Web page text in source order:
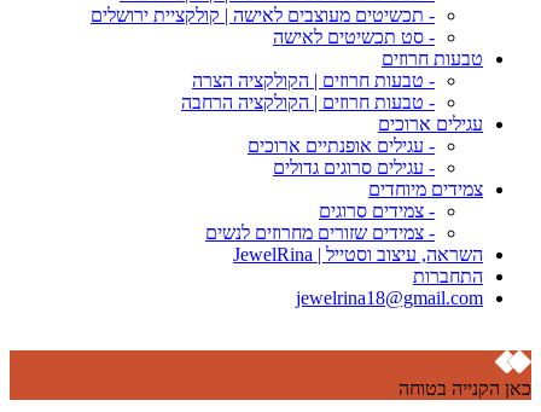
- תכשיטים מעוצבים לאישה | קולקציית ירושלים
- סט תכשיטים לאישה
טבעות חרוזים
- טבעות חרוזים | הקולקציה הצרה
- טבעות חרוזים | הקולקציה הרחבה
עגילים ארוכים
- עגילים אופנתיים ארוכים
- עגילים סרוגים גדולים
צמידים מיוחדים
- צמידים סרוגים
- צמידים שזורים מחרוזים לנשים
השראה, עיצוב וסטייל | JewelRina
התחברות
jewelrina18@gmail.com
כאן הקנייה בטוחה